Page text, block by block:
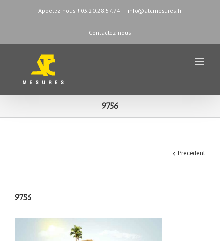
Appelez-nous ! 03.20.28.57.74 | info@atcmesures.fr
Contactez-nous
9756
Précédent
9756